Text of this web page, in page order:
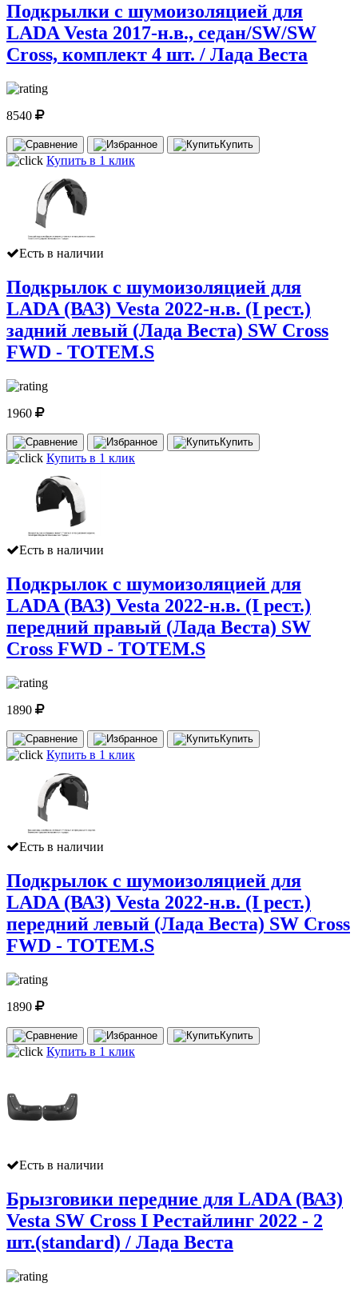
Подкрылки с шумоизоляцией для
LADA Vesta 2017-н.в., седан/SW/SW
Cross, комплект 4 шт. / Лада Веста
8540
Купить
Купить в 1 клик
Есть в наличии
Подкрылок с шумоизоляцией для
LADA (ВАЗ) Vesta 2022-н.в. (I рест.)
задний левый (Лада Веста) SW Cross
FWD - TOTEM.S
1960
Купить
Купить в 1 клик
Есть в наличии
Подкрылок с шумоизоляцией для
LADA (ВАЗ) Vesta 2022-н.в. (I рест.)
передний правый (Лада Веста) SW
Cross FWD - TOTEM.S
1890
Купить
Купить в 1 клик
Есть в наличии
Подкрылок с шумоизоляцией для
LADA (ВАЗ) Vesta 2022-н.в. (I рест.)
передний левый (Лада Веста) SW Cross
FWD - TOTEM.S
1890
Купить
Купить в 1 клик
Есть в наличии
Брызговики передние для LADA (ВАЗ)
Vesta SW Cross I Рестайлинг 2022 - 2
шт.(standard) / Лада Веста